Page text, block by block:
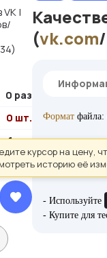
0 раз
0 шт.
1 шт.
(vk.com
Формат файла:
- Используйте
- Купите для
курсор на цену,
историю её